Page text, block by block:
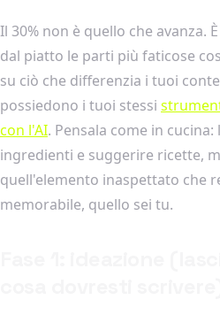
Il 30% non è quello che avanza.
dal piatto le parti più faticose
su ciò che differenzia i tuoi
possiedono i tuoi stessi
con l'AI. Pensala come in
ingredienti e suggerire ricette,
quell'elemento inaspettato che
memorabile, quello sei tu.